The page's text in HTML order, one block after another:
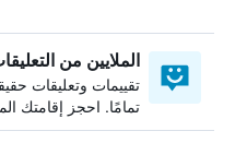
الملايين من
تقييمات وتعليقات
تمامًا. احجز إقامتك